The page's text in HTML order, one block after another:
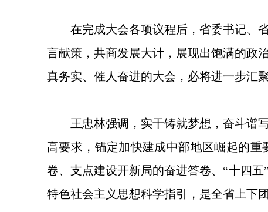
在完成大会各项议程后，省委书记、
言献策，共商发展大计，展现出饱满的政
真务实、催人奋进的大会，必将进一步汇
王忠林强调，实干铸就梦想，奋斗谱
高要求，锚定加快建成中部地区崛起的
卷、支点建设开新局的奋进答卷、“十四
特色社会主义思想科学指引，是全省上下